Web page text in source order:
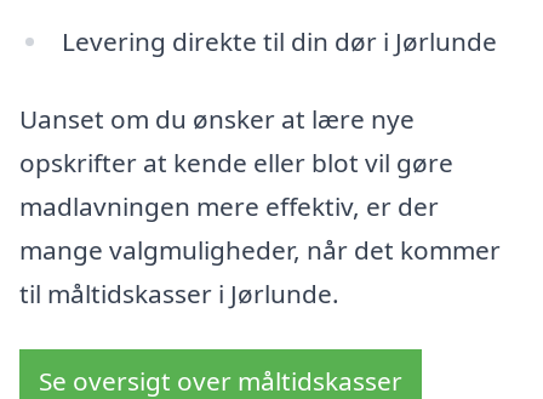
Levering direkte til din dør i Jørlunde
Uanset om du ønsker at lære nye
opskrifter at kende eller blot vil gøre
madlavningen mere effektiv, er der
mange valgmuligheder, når det kommer
til måltidskasser i Jørlunde.
Se oversigt over måltidskasser